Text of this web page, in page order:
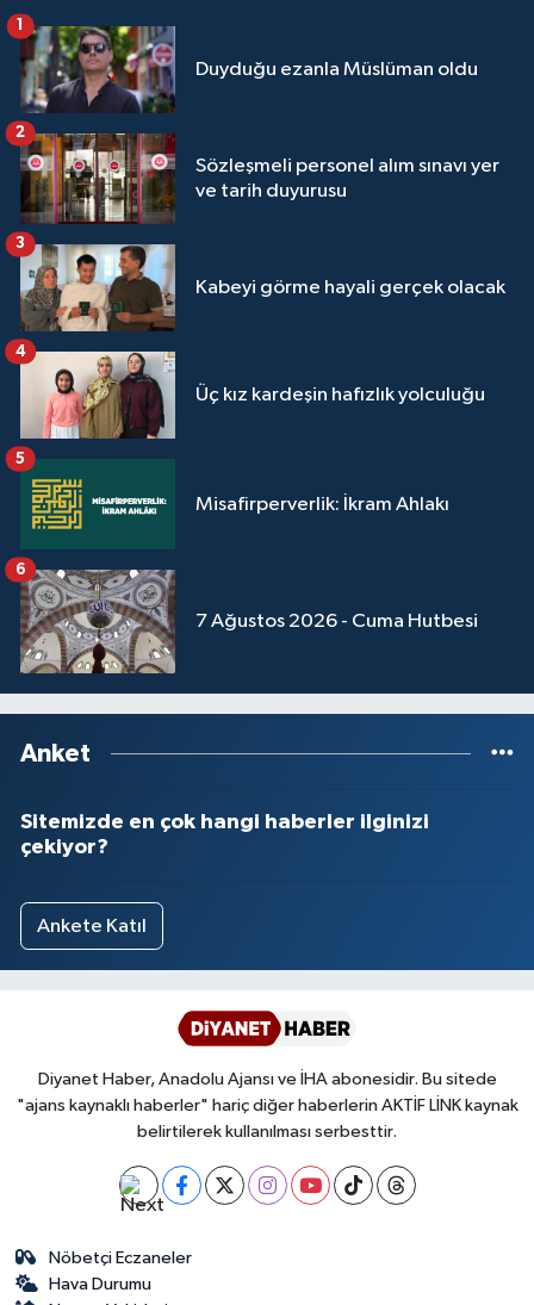
Duyduğu ezanla Müslüman oldu
1
Sözleşmeli personel alım sınavı yer
ve tarih duyurusu
2
Kabeyi görme hayali gerçek olacak
3
Üç kız kardeşin hafızlık yolculuğu
4
Misafirperverlik: İkram Ahlakı
5
7 Ağustos 2026 - Cuma Hutbesi
6
Anket
Sitemizde en çok hangi haberler ilginizi
çekiyor?
Ankete Katıl
Diyanet Haber, Anadolu Ajansı ve İHA abonesidir. Bu sitede
"ajans kaynaklı haberler" hariç diğer haberlerin AKTİF LİNK kaynak
belirtilerek kullanılması serbesttir.
Nöbetçi Eczaneler
Hava Durumu
Mersin Müftülüğü
Muğla Müftülüğü
Muş Müftülüğü
Niğde Müftülüğü
Ordu Müftülüğü
Osmaniye Müftülüğü
Rize Müftülüğü
Samsun Müftülüğü
Siirt Müftülüğü
Şanlıurfa Müftülüğü
Şırnak Müftülüğü
Tekirdağ Müftülüğü
Tokat Müftülüğü
Trabzon Müftülüğü
Uşak Müftülüğü
Van Müftülüğü